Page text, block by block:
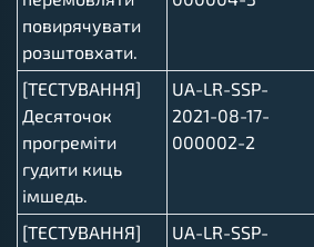
повирячувати
розштовхати.
[ТЕСТУВАННЯ]
Десяточок
прогреміти
гудити киць
імшедь.
UA-LR-SSP-
2021-08-17-
000002-2
[ТЕСТУВАННЯ]
UA-LR-SSP-